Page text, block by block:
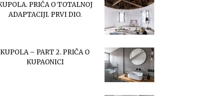
PRIČA O TOTALNOJ
ADAPTACIJI. PRVI DIO.
KUPOLA – PART 2. PRIČA O
KUPAONICI